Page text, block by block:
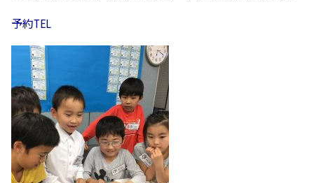
予約TEL